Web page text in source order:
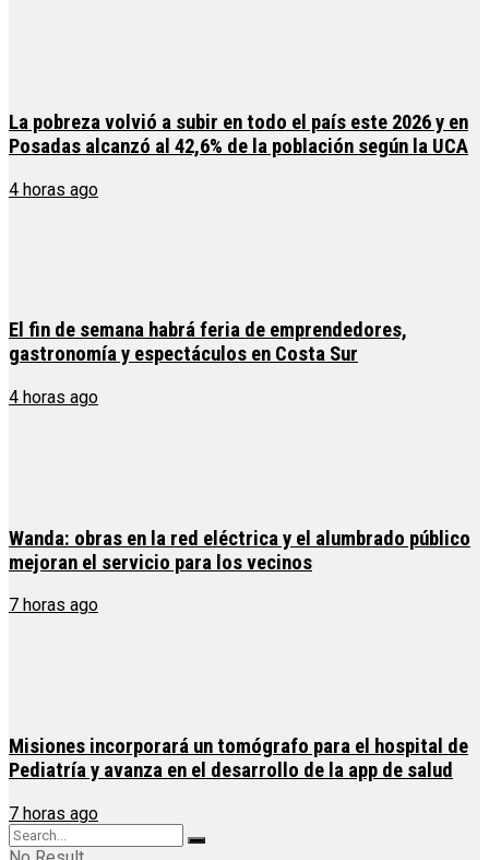
La pobreza volvió a subir en todo el país este 2026 y en
Posadas alcanzó al 42,6% de la población según la UCA
4 horas ago
El fin de semana habrá feria de emprendedores,
gastronomía y espectáculos en Costa Sur
4 horas ago
Wanda: obras en la red eléctrica y el alumbrado público
mejoran el servicio para los vecinos
7 horas ago
Misiones incorporará un tomógrafo para el hospital de
Pediatría y avanza en el desarrollo de la app de salud
7 horas ago